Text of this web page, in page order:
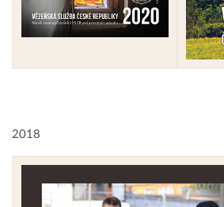
2018